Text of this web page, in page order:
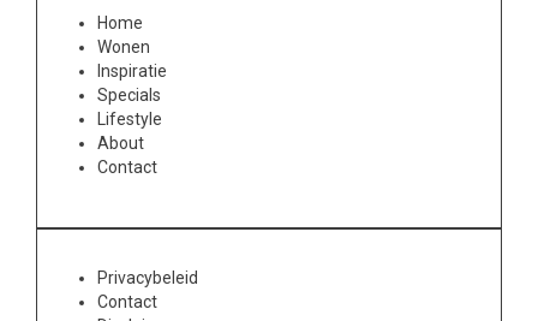
Home
Wonen
Inspiratie
Specials
Lifestyle
About
Contact
Privacybeleid
Contact